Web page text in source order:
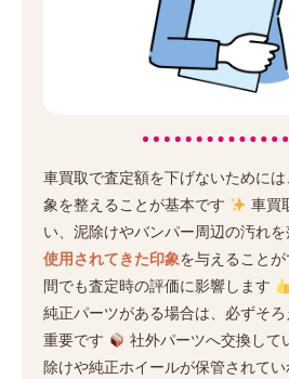
車買取で査定額を下げないために
象を整えることが基本です
車買
い、泥除けやバンパー周辺の汚れを
使用されてきた印象を与えること
間でも査定時の評価に影響します
純正パーツがある場合は、必ずそ
重要です
社外パーツへ交換して
除けや純正ホイールが保管されて